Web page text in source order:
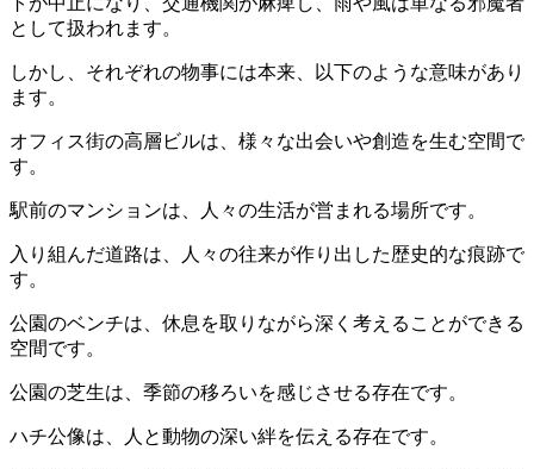
として扱われます。
しかし、それぞれの物事には本来、以下のような意味があり
ます。
オフィス街の高層ビルは、様々な出会いや創造を生む空間で
す。
駅前のマンションは、人々の生活が営まれる場所です。
入り組んだ道路は、人々の往来が作り出した歴史的な痕跡で
す。
公園のベンチは、休息を取りながら深く考えることができる
空間です。
公園の芝生は、季節の移ろいを感じさせる存在です。
ハチ公像は、人と動物の深い絆を伝える存在です。